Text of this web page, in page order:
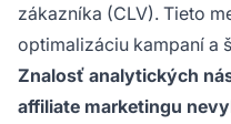
zákazníka (CLV). Tieto
optimalizáciu kampaní a
Znalosť analytických
affiliate marketingu